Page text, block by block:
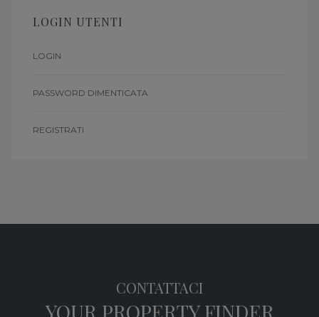
LOGIN UTENTI
LOGIN
PASSWORD DIMENTICATA
REGISTRATI
CONTATTACI
YOUR PROPERTY FINDER